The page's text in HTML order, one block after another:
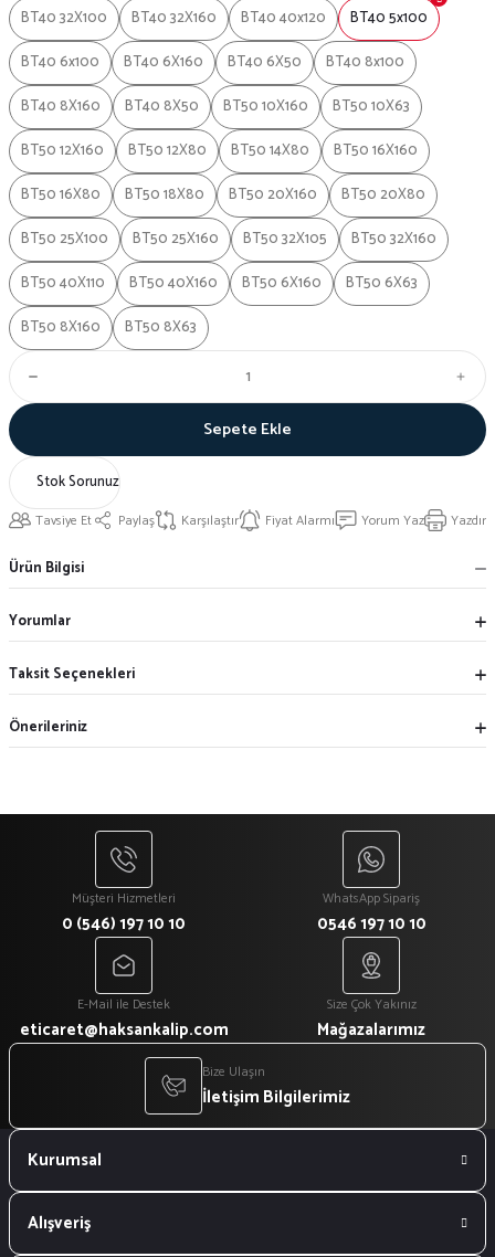
BT40 32X100
BT40 32X160 BT40 40x120
BT40 5x100
BT40 6x100
BT40 6X160 BT40 6X50
BT40 8x100
BT40 8X160
BT40 8X50 BT50 10X160
BT50 10X63
BT50 12X160
BT50 12X80 BT50 14X80
BT50 16X160
BT50 16X80
BT50 18X80 BT50 20X160
BT50 20X80
BT50 25X100
BT50 25X160 BT50 32X105
BT50 32X160
BT50 40X110
BT50 40X160 BT50 6X160
BT50 6X63
BT50 8X160
BT50 8X63
Sepete Ekle
Stok Sorunuz
Tavsiye Et Paylaş Karşılaştır Fiyat Alarmı Yorum Yaz Yazdır
Ürün Bilgisi
Yorumlar
Taksit Seçenekleri
Önerileriniz
Müşteri Hizmetleri
0 (546) 197 10 10
WhatsApp Sipariş
0546 197 10 10
E-Mail ile Destek
eticaret@haksankalip.com
Size Çok Yakınız
Mağazalarımız
Bize Ulaşın
İletişim Bilgilerimiz
Kurumsal
Alışveriş